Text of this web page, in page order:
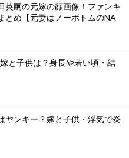
英嗣の元嫁の顔画像！ファンキ
とめ【元妻はノーボトムのNA
と子供は？身長や若い頃・結
ヤンキー？嫁と子供・浮気で炎